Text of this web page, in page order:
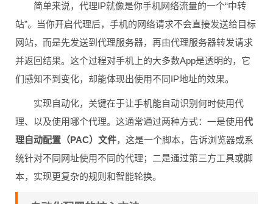
简单来说，代理IP就像是你手机网络流量的一个“中转
站”。当你开启代理后，手机的网络请求不会直接发送给目标
网站，而是先发送到代理服务器，再由代理服务器转发请求
并返回结果。这个过程对手机上的大多数App是透明的，它
们感知不到变化，却能体现出使用不同IP地址的效果。
实现自动化，关键在于让手机能自动识别何时使用代
理、以及使用哪个代理。这通常通过两种方式：一是使用代
理自动配置（PAC）文件，这是一个脚本，告诉浏览器或系
统针对不同网址使用不同的代理；二是通过第三方工具或脚
本，实现更复杂的规则和智能轮换。